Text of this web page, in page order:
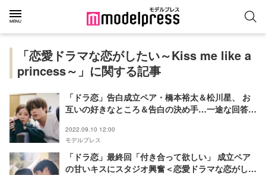
「恋愛ドラマな恋がしたい～Kiss me like a
princess～」に関する記事
「ドラ恋」告白成立ペア・橋本裕太＆松川星、 お
互いの好きなところ＆告白の決め手…一途な回答
ュー＞
2022.09.10 12:00
モデルプレス
「ドラ恋」最終回「付き合って欲しい」 成立ペア
の甘いキスにスタジオ興奮＜恋愛ドラマな恋がした